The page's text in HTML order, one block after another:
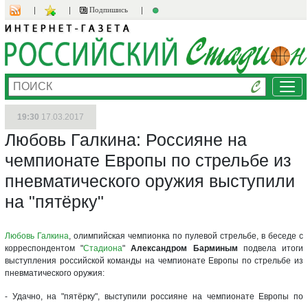
Подпишись
19:30 17.03.2017
Любовь Галкина: Россияне на
чемпионате Европы по стрельбе из
пневматического оружия выступили
на "пятёрку"
Любовь Галкина, олимпийская чемпионка по пулевой стрельбе, в беседе с
корреспондентом "Стадиона"Александром Барминым подвела итоги
выступления российской команды на чемпионате Европы по стрельбе из
пневматического оружия:
- Удачно, на "пятёрку", выступили россияне на чемпионате Европы по